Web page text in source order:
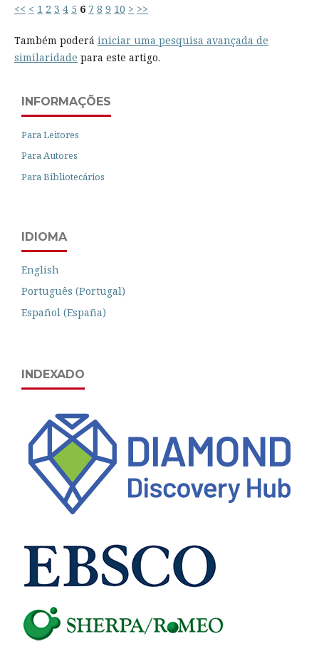
<< < 1 2 3 4 5 6 7 8 9 10 > >>
Também poderá iniciar uma pesquisa avançada de
similaridade para este artigo.
INFORMAÇÕES
Para Leitores
Para Autores
Para Bibliotecários
IDIOMA
English
Português (Portugal)
Español (España)
INDEXADO